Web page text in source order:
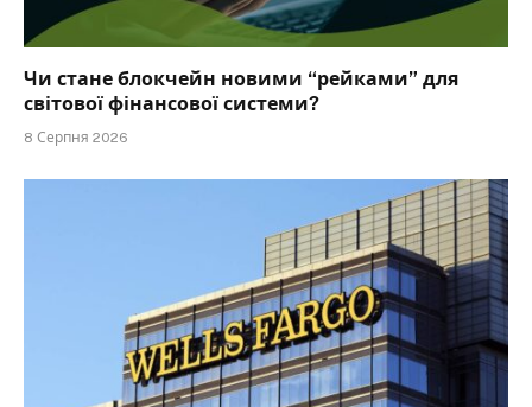
Чи стане блокчейн новими “рейками” для
світової фінансової системи?
8 Серпня 2026